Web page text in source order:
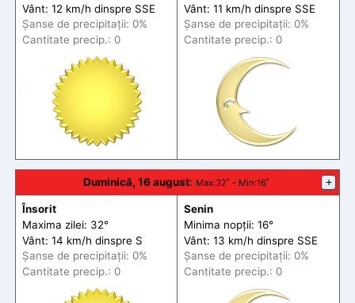
Vânt: 12 km/h dinspre SSE
Șanse de precipitații: 0%
Cantitate precip.: 0
Vânt: 11 km/h dinspre SSE
Șanse de precipitații: 0%
Cantitate precip.: 0
Duminică, 16 august: Max:32˚ - Min:16˚ +
Însorit
Maxima zilei: 32°
Vânt: 14 km/h dinspre S
Șanse de precipitații: 0%
Cantitate precip.: 0
Senin
Minima nopții: 16°
Vânt: 13 km/h dinspre SSE
Șanse de precipitații: 0%
Cantitate precip.: 0